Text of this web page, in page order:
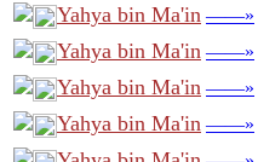
Yahya bin Ma'in ——»
Yahya bin Ma'in ——»
Yahya bin Ma'in ——»
Yahya bin Ma'in ——»